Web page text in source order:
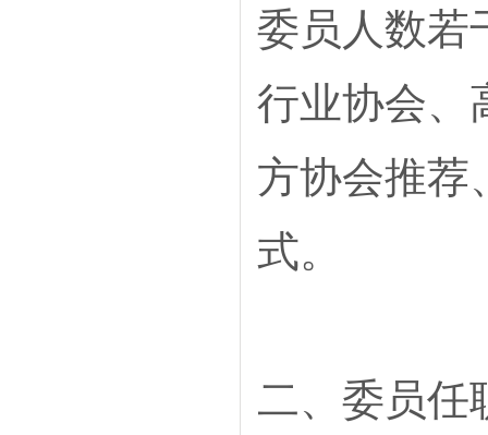
委员人数若
行业协会、
方协会推荐
式。
二、委员任